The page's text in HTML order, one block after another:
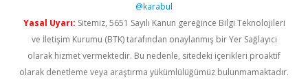
@karabul
Yasal Uyarı: Sitemiz, 5651 Sayılı Kanun gereğince Bilgi Teknolojileri
ve İletişim Kurumu (BTK) tarafından onaylanmış bir Yer Sağlayıcı
olarak hizmet vermektedir. Bu nedenle, sitedeki içerikleri proaktif
olarak denetleme veya araştırma yükümlülüğümüz bulunmamaktadır.